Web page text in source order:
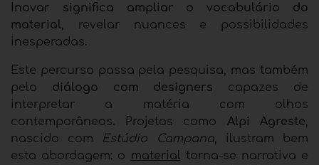
Inovar significa ampliar o vocabulário do
material, revelar nuances e possibilidades
inesperadas.
Este percurso passa pela pesquisa, mas também
pelo diálogo com designers capazes de
interpretar a matéria com olhos
contemporâneos. Projetos como Alpi Agreste,
nascido com Estúdio Campana, ilustram bem
esta abordagem: o material torna-se narrativa e